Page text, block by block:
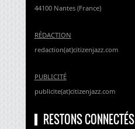
44100 Nantes (France)
RÉDACTION
redaction(at)citizenjazz.com
PUBLICITÉ
publicite(at)citizenjazz.com
RESTONS CONNECTÉS